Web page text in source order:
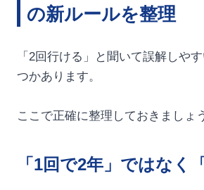
の新ルールを整理
「2回行ける」と聞いて誤解しや
つかあります。
ここで正確に整理しておきましょ
「1回で2年」ではなく